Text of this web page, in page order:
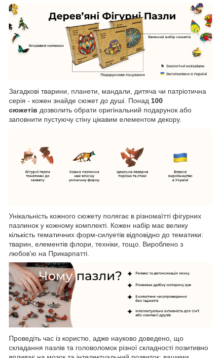
Загадкові тварини, планети, мандали, дитяча чи патріотична
серія - кожен знайде сюжет до душі. Понад 100
сюжетів дозволить обрати оригінальний подарунок або
заповнити пустуючу стіну цікавим елементом декору.
Унікальність кожного сюжету полягає в різномаїтті фігурних
пазлинок у кожному комплекті. Кожен набір має велику
кількість тематичних форм-силуетів відповідно до тематики:
тварин, елементів флори, техніки, тощо. Вироблено з
любов’ю на Прикарпатті.
Проведіть час із користю, адже науково доведено, що
складання пазлів та головоломок різної складності позитивно